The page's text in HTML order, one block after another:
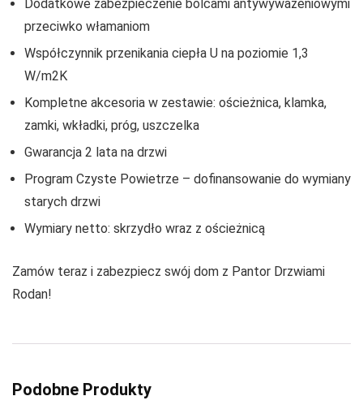
Dodatkowe zabezpieczenie bolcami antywyważeniowymi
przeciwko włamaniom
Współczynnik przenikania ciepła U na poziomie 1,3
W/m2K
Kompletne akcesoria w zestawie: ościeżnica, klamka,
zamki, wkładki, próg, uszczelka
Gwarancja 2 lata na drzwi
Program Czyste Powietrze – dofinansowanie do wymiany
starych drzwi
Wymiary netto: skrzydło wraz z ościeżnicą
Zamów teraz i zabezpiecz swój dom z Pantor Drzwiami
Rodan!
Podobne Produkty